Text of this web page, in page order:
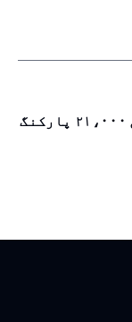
دبئی میں سالک نظام میں ۲۱،۰۰۰ پارکنگ